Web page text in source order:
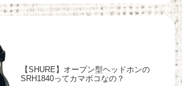
【SHURE】オープン型ヘッドホンの
SRH1840ってカマボコなの？